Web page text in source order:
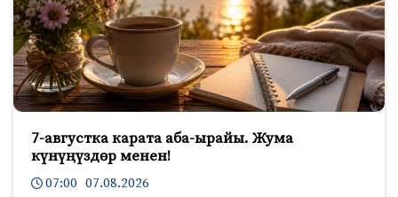
7-августка карата аба-ырайы. Жума
күнүңүздөр менен!
07:00 07.08.2026